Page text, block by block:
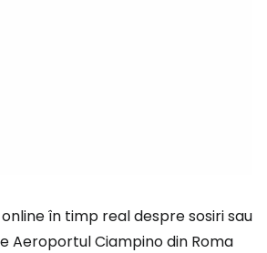
în timp real despre sosiri sau
Aeroportul Ciampino din Roma